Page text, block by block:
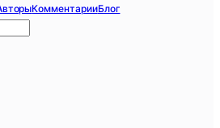
КомментарииБлог